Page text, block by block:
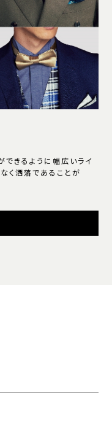
できるように幅広いライ
く洒落であることが